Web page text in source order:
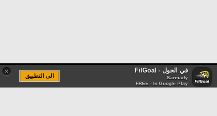
× في الجول - FilGoal
Sarmady
FREE - In Google Play
الى التطبيق